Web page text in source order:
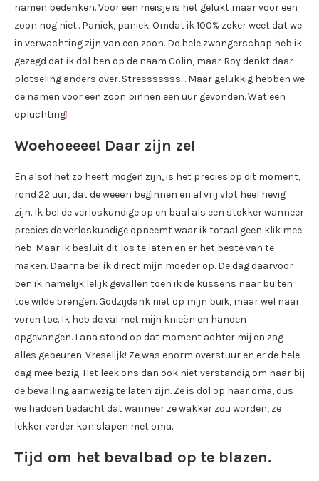
namen bedenken. Voor een meisje is het gelukt maar voor een
zoon nog niet.. Paniek, paniek. Omdat ik 100% zeker weet dat we
in verwachting zijn van een zoon. De hele zwangerschap heb ik
gezegd dat ik dol ben op de naam Colin, maar Roy denkt daar
plotseling anders over. Stresssssss… Maar gelukkig hebben we
de namen voor een zoon binnen een uur gevonden. Wat een
opluchting!
Woehoeeee! Daar zijn ze!
En alsof het zo heeft mogen zijn, is het precies op dit moment,
rond 22 uur, dat de weeën beginnen en al vrij vlot heel hevig
zijn. Ik bel de verloskundige op en baal als een stekker wanneer
precies de verloskundige opneemt waar ik totaal geen klik mee
heb. Maar ik besluit dit los te laten en er het beste van te
maken. Daarna bel ik direct mijn moeder op. De dag daarvoor
ben ik namelijk lelijk gevallen toen ik de kussens naar buiten
toe wilde brengen. Godzijdank niet op mijn buik, maar wel naar
voren toe. Ik heb de val met mijn knieën en handen
opgevangen. Lana stond op dat moment achter mij en zag
alles gebeuren. Vreselijk! Ze was enorm overstuur en er de hele
dag mee bezig. Het leek ons dan ook niet verstandig om haar bij
de bevalling aanwezig te laten zijn. Ze is dol op haar oma, dus
we hadden bedacht dat wanneer ze wakker zou worden, ze
lekker verder kon slapen met oma.
Tijd om het bevalbad op te blazen.